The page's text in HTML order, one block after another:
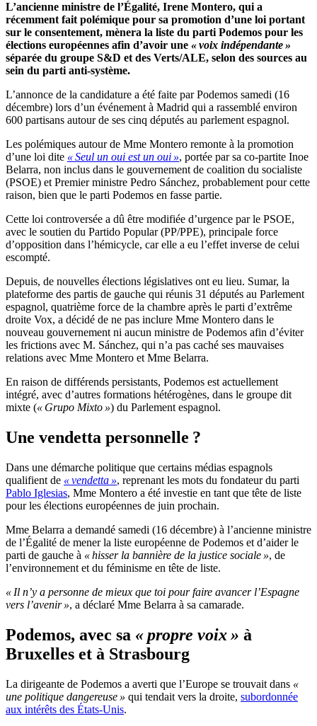
L’ancienne ministre de l’Égalité, Irene Montero, qui a
récemment fait polémique pour sa promotion d’une loi portant
sur le consentement, mènera la liste du parti Podemos pour les
élections européennes afin d’avoir une « voix indépendante »
séparée du groupe S&D et des Verts/ALE, selon des sources au
sein du parti anti-système.
L’annonce de la candidature a été faite par Podemos samedi (16
décembre) lors d’un événement à Madrid qui a rassemblé environ
600 partisans autour de ses cinq députés au parlement espagnol.
Les polémiques autour de Mme Montero remonte à la promotion
d’une loi dite « Seul un oui est un oui », portée par sa co-partite Inoe
Belarra, non inclus dans le gouvernement de coalition du socialiste
(PSOE) et Premier ministre Pedro Sánchez, probablement pour cette
raison, bien que le parti Podemos en fasse partie.
Cette loi controversée a dû être modifiée d’urgence par le PSOE,
avec le soutien du Partido Popular (PP/PPE), principale force
d’opposition dans l’hémicycle, car elle a eu l’effet inverse de celui
escompté.
Depuis, de nouvelles élections législatives ont eu lieu. Sumar, la
plateforme des partis de gauche qui réunis 31 députés au Parlement
espagnol, quatrième force de la chambre après le parti d’extrême
droite Vox, a décidé de ne pas inclure Mme Montero dans le
nouveau gouvernement ni aucun ministre de Podemos afin d’éviter
les frictions avec M. Sánchez, qui n’a pas caché ses mauvaises
relations avec Mme Montero et Mme Belarra.
En raison de différends persistants, Podemos est actuellement
intégré, avec d’autres formations hétérogènes, dans le groupe dit
mixte (« Grupo Mixto ») du Parlement espagnol.
Une vendetta personnelle ?
Dans une démarche politique que certains médias espagnols
qualifient de « vendetta », reprenant les mots du fondateur du parti
Pablo Iglesias, Mme Montero a été investie en tant que tête de liste
pour les élections européennes de juin prochain.
Mme Belarra a demandé samedi (16 décembre) à l’ancienne ministre
de l’Égalité de mener la liste européenne de Podemos et d’aider le
parti de gauche à « hisser la bannière de la justice sociale », de
l’environnement et du féminisme en tête de liste.
« Il n’y a personne de mieux que toi pour faire avancer l’Espagne
vers l’avenir », a déclaré Mme Belarra à sa camarade.
Podemos, avec sa « propre voix » à
Bruxelles et à Strasbourg
La dirigeante de Podemos a averti que l’Europe se trouvait dans «
une politique dangereuse » qui tendait vers la droite, subordonnée
aux intérêts des États-Unis.